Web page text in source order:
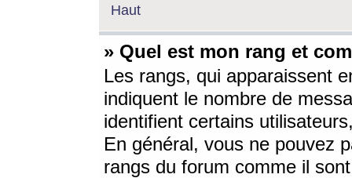
Haut
» Quel est mon rang et
Les rangs, qui apparaissent
indiquent le nombre de
identifient certains
En général, vous ne pouvez
rangs du forum comme il